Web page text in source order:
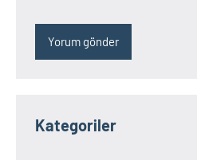
Kategoriler